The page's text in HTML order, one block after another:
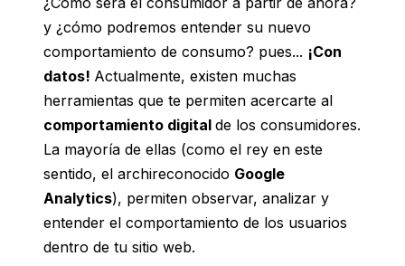
y ¿cómo podremos entender su nuevo
comportamiento de consumo? pues... ¡Con
datos! Actualmente, existen muchas
herramientas que te permiten acercarte al
comportamiento digital de los consumidores.
La mayoría de ellas (como el rey en este
sentido, el archireconocido Google
Analytics), permiten observar, analizar y
entender el comportamiento de los usuarios
dentro de tu sitio web.